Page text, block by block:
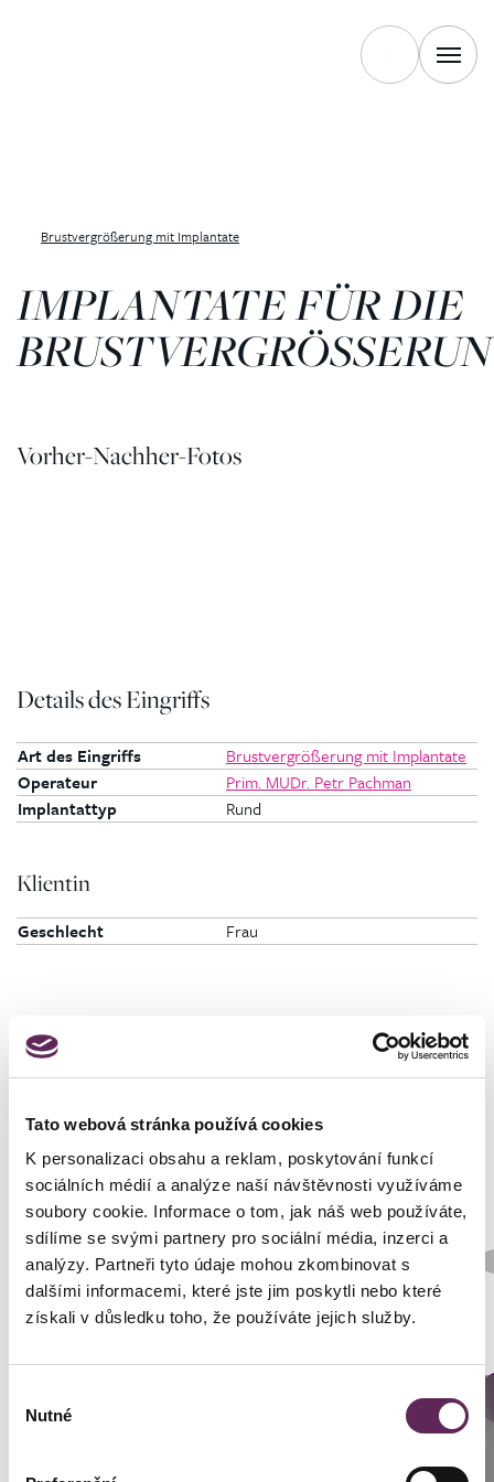
Tato webová stránka používá cookies
K personalizaci obsahu a reklam, poskytování funkcí
sociálních médií a analýze naší návštěvnosti využíváme
soubory cookie. Informace o tom, jak náš web používáte,
sdílíme se svými partnery pro sociální média, inzerci a
analýzy. Partneři tyto údaje mohou zkombinovat s
dalšími informacemi, které jste jim poskytli nebo které
získali v důsledku toho, že používáte jejich služby.
souhlasu
Nutné
Brustvergrößerung mit Implantate
IMPLANTATE FÜR DIE
Vorher-Nachher-Fotos
Details des Eingriffs
Art des Eingriffs
Brustvergrößerung mit Implantate
Operateur
Prim. MUDr. Petr Pachman
Implantattyp
Rund
Klientin
Geschlecht Frau
Der behandelnde Arzt
MUDr. Peter Ondrejka
Art der Implantate